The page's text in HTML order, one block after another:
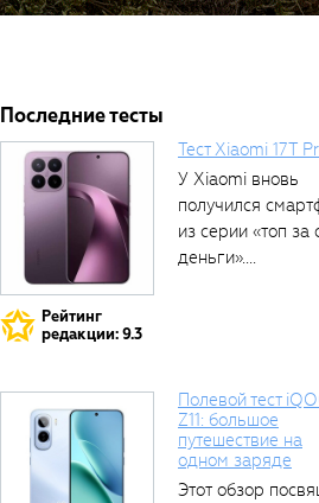
Последние тесты
Рейтинг
редакции: 9.3
Тест Xiaomi 17T
У Xiaomi вновь
получился
из серии «топ за
деньги»....
Полевой тест
Z11: большое
путешествие на
одном заряде
Этот обзор